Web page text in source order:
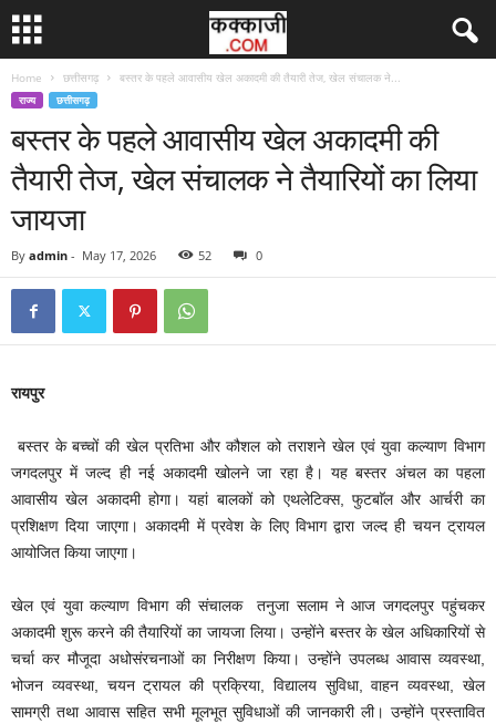
Home छत्तीसगढ़ बस्तर के पहले आवासीय खेल अकादमी की तैयारी तेज, खेल संचालक ने...
राज्य छत्तीसगढ़
बस्तर के पहले आवासीय खेल अकादमी की
तैयारी तेज, खेल संचालक ने तैयारियों का लिया
जायजा
By admin - May 17, 2026 52 0
रायपुर
बस्तर के बच्चों की खेल प्रतिभा और कौशल को तराशने खेल एवं युवा कल्याण विभाग
जगदलपुर में जल्द ही नई अकादमी खोलने जा रहा है। यह बस्तर अंचल का पहला
आवासीय खेल अकादमी होगा। यहां बालकों को एथलेटिक्स, फुटबाॅल और आर्चरी का
प्रशिक्षण दिया जाएगा। अकादमी में प्रवेश के लिए विभाग द्वारा जल्द ही चयन ट्रायल
आयोजित किया जाएगा।
खेल एवं युवा कल्याण विभाग की संचालक तनुजा सलाम ने आज जगदलपुर पहुंचकर
अकादमी शुरू करने की तैयारियों का जायजा लिया। उन्होंने बस्तर के खेल अधिकारियों से
चर्चा कर मौजूदा अधोसंरचनाओं का निरीक्षण किया। उन्होंने उपलब्ध आवास व्यवस्था,
भोजन व्यवस्था, चयन ट्रायल की प्रक्रिया, विद्यालय सुविधा, वाहन व्यवस्था, खेल
सामग्री तथा आवास सहित सभी मूलभूत सुविधाओं की जानकारी ली। उन्होंने प्रस्तावित